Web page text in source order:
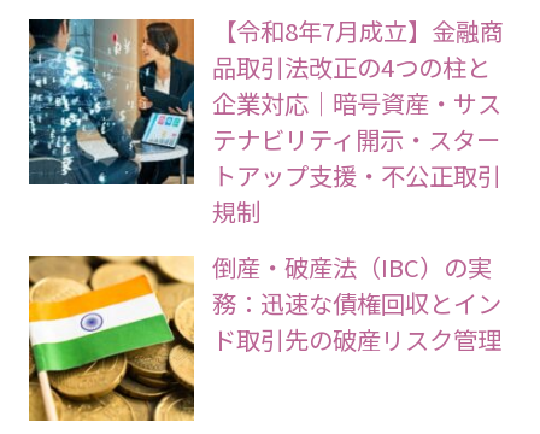
【令和8年7月成立】金融商
品取引法改正の4つの柱と
企業対応｜暗号資産・サス
テナビリティ開示・スター
トアップ支援・不公正取引
規制
倒産・破産法（IBC）の実
務：迅速な債権回収とイン
ド取引先の破産リスク管理